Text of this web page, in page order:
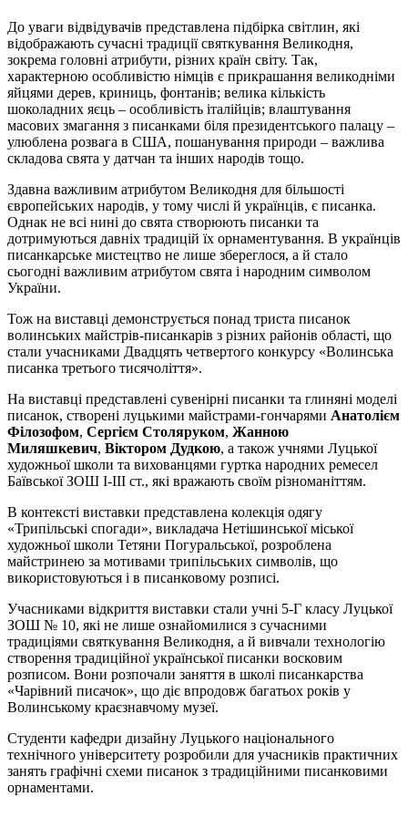
До уваги відвідувачів представлена підбірка світлин, які
відображають сучасні традиції святкування Великодня,
зокрема головні атрибути, різних країн світу. Так,
характерною особливістю німців є прикрашання великодніми
яйцями дерев, криниць, фонтанів; велика кількість
шоколадних яєць – особливість італійців; влаштування
масових змагання з писанками біля президентського палацу –
улюблена розвага в США, пошанування природи – важлива
складова свята у датчан та інших народів тощо.
Здавна важливим атрибутом Великодня для більшості
європейських народів, у тому числі й українців, є писанка.
Однак не всі нині до свята створюють писанки та
дотримуються давніх традицій їх орнаментування. В українців
писанкарське мистецтво не лише збереглося, а й стало
сьогодні важливим атрибутом свята і народним символом
України.
Тож на виставці демонструється понад триста писанок
волинських майстрів-писанкарів з різних районів області, що
стали учасниками Двадцять четвертого конкурсу «Волинська
писанка третього тисячоліття».
На виставці представлені сувенірні писанки та глиняні моделі
писанок, створені луцькими майстрами-гончарями Анатолієм
Філозофом, Сергієм Столяруком, Жанною
Миляшкевич, Віктором Дудкою, а також учнями Луцької
художньої школи та вихованцями гуртка народних ремесел
Баївської ЗОШ І-ІІІ ст., які вражають своїм різноманіттям.
В контексті виставки представлена колекція одягу
«Трипільські спогади», викладача Нетішинської міської
художньої школи Тетяни Погуральської, розроблена
майстринею за мотивами трипільських символів, що
використовуються і в писанковому розписі.
Учасниками відкриття виставки стали учні 5-Г класу Луцької
ЗОШ № 10, які не лише ознайомилися з сучасними
традиціями святкування Великодня, а й вивчали технологію
створення традиційної української писанки восковим
розписом. Вони розпочали заняття в школі писанкарства
«Чарівний писачок», що діє впродовж багатьох років у
Волинському краєзнавчому музеї.
Студенти кафедри дизайну Луцького національного
технічного університету розробили для учасників практичних
занять графічні схеми писанок з традиційними писанковими
орнаментами.